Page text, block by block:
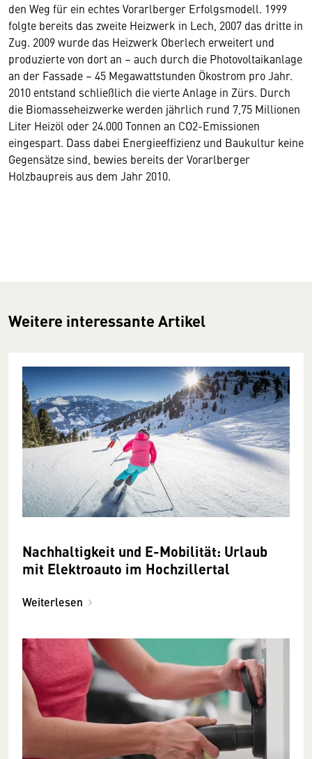
den Weg für ein echtes Vorarlberger Erfolgsmodell. 1999
folgte bereits das zweite Heizwerk in Lech, 2007 das dritte in
Zug. 2009 wurde das Heizwerk Oberlech erweitert und
produzierte von dort an – auch durch die Photovoltaikanlage
an der Fassade – 45 Megawattstunden Ökostrom pro Jahr.
2010 entstand schließlich die vierte Anlage in Zürs. Durch
die Biomasseheizwerke werden jährlich rund 7,75 Millionen
Liter Heizöl oder 24.000 Tonnen an CO2-Emissionen
eingespart. Dass dabei Energieeffizienz und Baukultur keine
Gegensätze sind, bewies bereits der Vorarlberger
Holzbaupreis aus dem Jahr 2010.
Weitere interessante Artikel
Nachhaltigkeit und E-Mobilität: Urlaub
mit Elektroauto im Hochzillertal
Weiterlesen